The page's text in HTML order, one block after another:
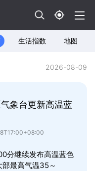
生活指数 地图
2026-08-09
象台更新高温蓝
分继续发布高温蓝色
最高气温35～